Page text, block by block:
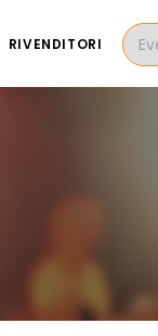
RIVENDITORI